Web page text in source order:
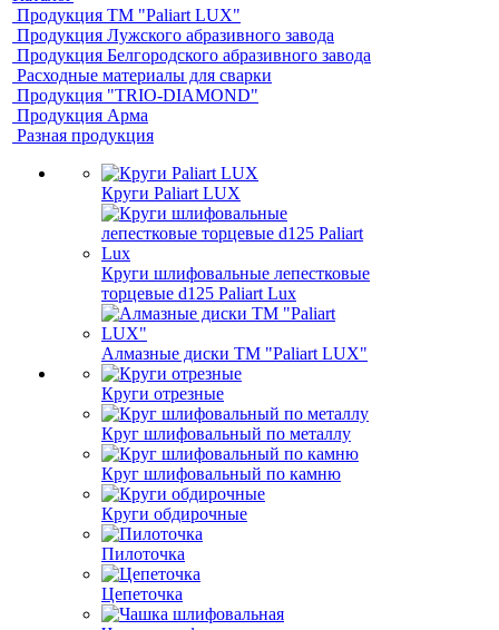
Продукция ТМ "Paliart LUX"
Продукция Лужского абразивного завода
Продукция Белгородского абразивного завода
Расходные материалы для сварки
Продукция "TRIO-DIAMOND"
Продукция Арма
Разная продукция
Круги Paliart LUX
Круги шлифовальные лепестковые
торцевые d125 Paliart Lux
Алмазные диски ТМ "Paliart LUX"
Круги отрезные
Круг шлифовальный по металлу
Круг шлифовальный по камню
Круги обдирочные
Пилоточка
Цепеточка